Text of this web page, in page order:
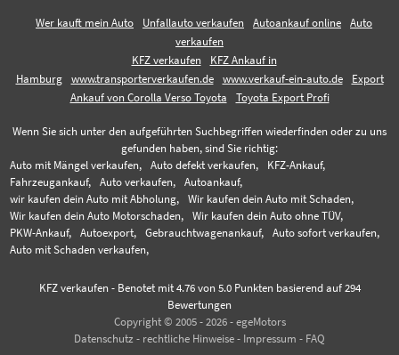
Wer kauft mein Auto Unfallauto verkaufen Autoankauf online
Auto
verkaufen
KFZ verkaufen
KFZ Ankauf in
Hamburg
www.transporterverkaufen.de www.verkauf-ein-auto.de
Export
Ankauf von Corolla Verso Toyota
Toyota Export Profi
Wenn Sie sich unter den aufgeführten Suchbegriffen wiederfinden oder zu uns
gefunden haben, sind Sie richtig:
Auto mit Mängel verkaufen,
Auto defekt verkaufen,
KFZ-Ankauf,
Fahrzeugankauf,
Auto verkaufen,
Autoankauf,
wir kaufen dein Auto mit Abholung,
Wir kaufen dein Auto mit Schaden,
Wir kaufen dein Auto Motorschaden,
Wir kaufen dein Auto ohne TÜV,
PKW-Ankauf,
Autoexport, Gebrauchtwagenankauf,
Auto sofort verkaufen,
Auto mit Schaden verkaufen,
KFZ verkaufen- Benotet mit 4.76von 5.0 Punkten basierend auf 294
Bewertungen
Copyright © 2005 - 2026 - egeMotors
Datenschutz - rechtliche Hinweise - Impressum - FAQ